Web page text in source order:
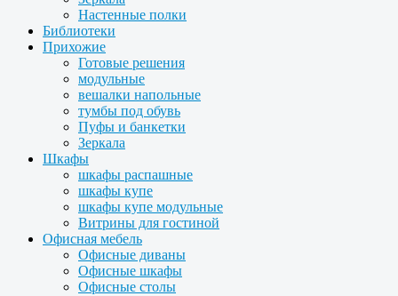
Настенные полки
Библиотеки
Прихожие
Готовые решения
модульные
вешалки напольные
тумбы под обувь
Пуфы и банкетки
Зеркала
Шкафы
шкафы распашные
шкафы купе
шкафы купе модульные
Витрины для гостиной
Офисная мебель
Офисные диваны
Офисные шкафы
Офисные столы